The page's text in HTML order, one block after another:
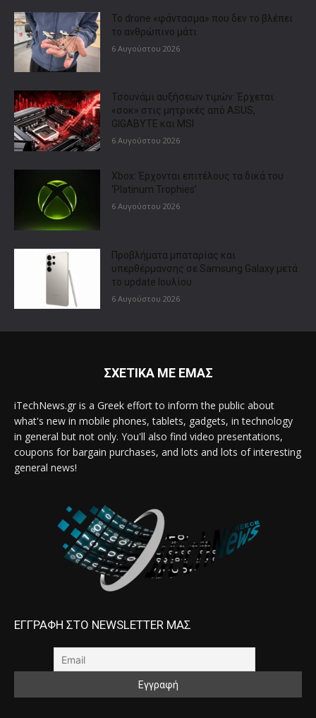
Το drone «φάντασμα» που δεν το βλέπει
το ανθρώπινο μάτι
6 Αυγούστου 2026
Τσουνάμι αυξήσεων τιμών: Έρχεται
«σοκ» στις μητρικές από ASUS,
GIGABYTE και MSI
6 Αυγούστου 2026
Xbox: Έρχονται επιτέλους τα δικά του
‘Platinum Trophies’
6 Αυγούστου 2026
Προβλήματα μπαταρίας και
υπερθέρμανσης σε Samsung Galaxy μετά
το update Ιουλίου
6 Αυγούστου 2026
ΣΧΕΤΙΚΑ ΜΕ ΕΜΑΣ
iTechNews.gr is a Greek effort to inform the public about
what's new in mobile phones, tablets, gadgets, in technology
in general but not only. You'll also find video presentations,
coupons for bargain purchases, and lots and lots of interesting
general news!
ΕΓΓΡΑΦΗ ΣΤΟ NEWSLETTER ΜΑΣ